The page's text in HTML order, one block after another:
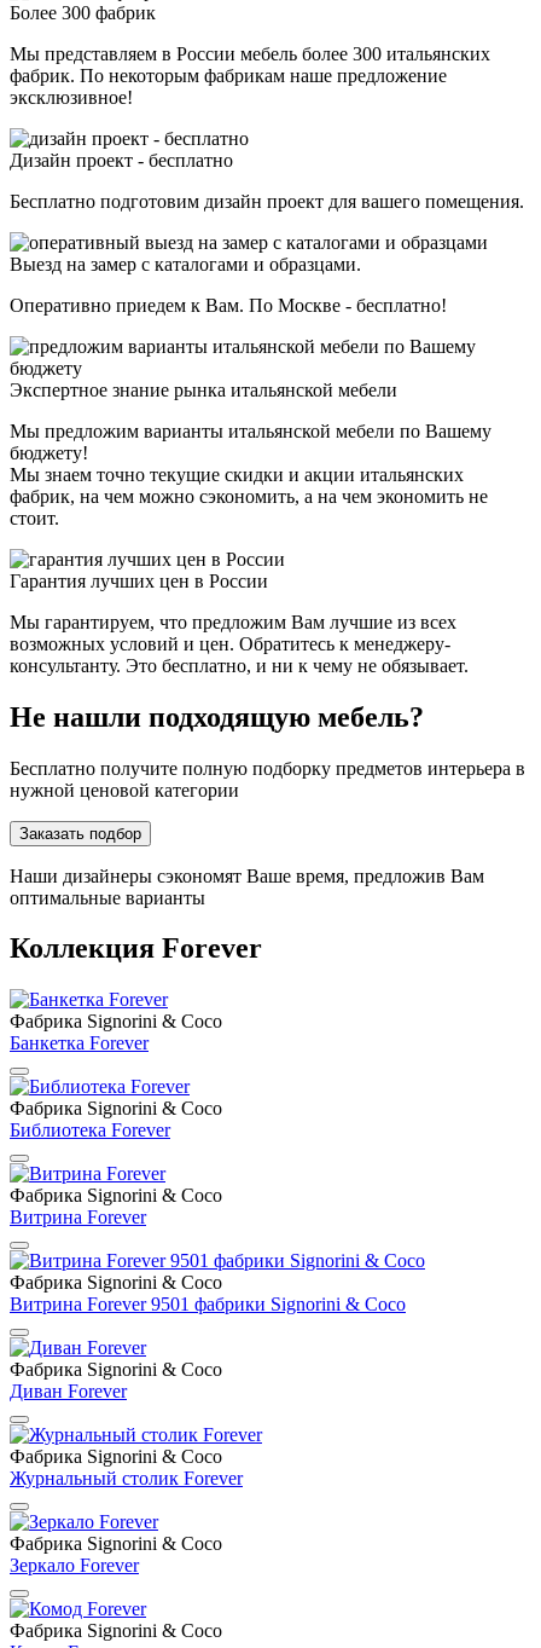
Более 300 фабрик
Мы представляем в России мебель более 300 итальянских
фабрик. По некоторым фабрикам наше предложение
эксклюзивное!
Дизайн проект - бесплатно
Бесплатно подготовим дизайн проект для вашего помещения.
Выезд на замер с каталогами и образцами.
Оперативно приедем к Вам. По Москве - бесплатно!
Экспертное знание рынка итальянской мебели
Мы предложим варианты итальянской мебели по Вашему
бюджету!
Мы знаем точно текущие скидки и акции итальянских
фабрик, на чем можно сэкономить, а на чем экономить не
стоит.
Гарантия лучших цен в России
Мы гарантируем, что предложим Вам лучшие из всех
возможных условий и цен. Обратитесь к менеджеру-
консультанту. Это бесплатно, и ни к чему не обязывает.
Не нашли подходящую мебель?
Бесплатно получите полную подборку предметов интерьера в
нужной ценовой категории
Заказать подбор
Наши дизайнеры сэкономят Ваше время, предложив Вам
оптимальные варианты
Коллекция Forever
Фабрика Signorini & Coco
Банкетка Forever
Фабрика Signorini & Coco
Библиотека Forever
Фабрика Signorini & Coco
Витрина Forever
Фабрика Signorini & Coco
Витрина Forever 9501 фабрики Signorini & Coco
Фабрика Signorini & Coco
Диван Forever
Фабрика Signorini & Coco
Журнальный столик Forever
Фабрика Signorini & Coco
Зеркало Forever
Фабрика Signorini & Coco